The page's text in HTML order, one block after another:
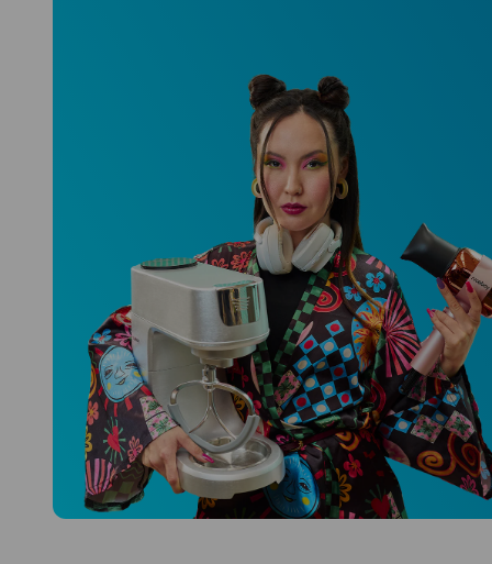
Niceboy ONE Ultra
Hlídá ti zdraví, spánek i pohyb a ještě
k tomu platí.
Prozkoumat